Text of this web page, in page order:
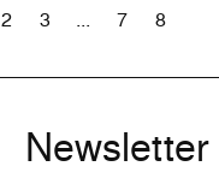
2 3 ... 7 8
Newsletter